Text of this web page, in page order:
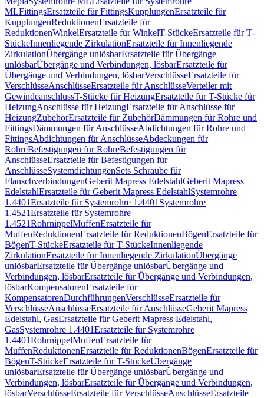
MLFittingsErsatzteile für FittingsKupplungenErsatzteile für
KupplungenReduktionenErsatzteile für
ReduktionenWinkelErsatzteile für WinkelT-StückeErsatzteile für T-
StückeInnenliegende ZirkulationErsatzteile für Innenliegende
ZirkulationÜbergänge unlösbarErsatzteile für Übergänge
unlösbarÜbergänge und Verbindungen, lösbarErsatzteile für
Übergänge und Verbindungen, lösbarVerschlüsseErsatzteile für
VerschlüsseAnschlüsseErsatzteile für AnschlüsseVerteiler mit
GewindeanschlussT-Stücke für HeizungErsatzteile für T-Stücke für
HeizungAnschlüsse für HeizungErsatzteile für Anschlüsse für
HeizungZubehörErsatzteile für ZubehörDämmungen für Rohre und
FittingsDämmungen für AnschlüsseAbdichtungen für Rohre und
FittingsAbdichtungen für AnschlüsseAbdeckungen für
RohreBefestigungen für RohreBefestigungen für
AnschlüsseErsatzteile für Befestigungen für
AnschlüsseSystemdichtungenSets Schraube für
FlanschverbindungenGeberit Mapress EdelstahlGeberit Mapress
EdelstahlErsatzteile für Geberit Mapress EdelstahlSystemrohre
1.4401Ersatzteile für Systemrohre 1.4401 Systemrohre
1.4521Ersatzteile für Systemrohre
1.4521RohrnippelMuffenErsatzteile für
MuffenReduktionenErsatzteile für ReduktionenBögenErsatzteile für
BögenT-StückeErsatzteile für T-StückeInnenliegende
ZirkulationErsatzteile für Innenliegende ZirkulationÜbergänge
unlösbarErsatzteile für Übergänge unlösbarÜbergänge und
Verbindungen, lösbarErsatzteile für Übergänge und Verbindungen,
lösbarKompensatorenErsatzteile für
KompensatorenDurchführungenVerschlüsseErsatzteile für
VerschlüsseAnschlüsseErsatzteile für AnschlüsseGeberit Mapress
Edelstahl, GasErsatzteile für Geberit Mapress Edelstahl,
GasSystemrohre 1.4401Ersatzteile für Systemrohre
1.4401RohrnippelMuffenErsatzteile für
MuffenReduktionenErsatzteile für ReduktionenBögenErsatzteile für
BögenT-StückeErsatzteile für T-StückeÜbergänge
unlösbarErsatzteile für Übergänge unlösbarÜbergänge und
Verbindungen, lösbarErsatzteile für Übergänge und Verbindungen,
lösbarVerschlüsseErsatzteile für VerschlüsseAnschlüsseErsatzteile